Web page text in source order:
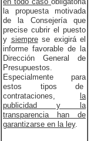
en todo caso obligatoria
la propuesta motivada
de la Consejería que
precise cubrir el puesto
y siemprese exigirá el
informe favorable de la
Dirección General de
Presupuestos.
Especialmente para
estos tipos de
contrataciones,
la
publicidad y la
transparencia han de
garantizarse en la ley.